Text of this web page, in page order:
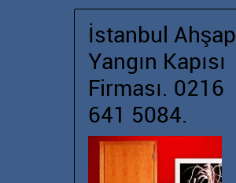
İstanbul Ahşap
Yangın Kapısı
Firması. 0216
641 5084.